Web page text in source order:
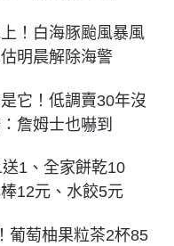
！白海豚颱風暴風
明晨解除海警
它！低調賣30年沒
詹姆士也嚇到
1、全家餅乾10
12元、水餃5元
葡萄柚果粒茶2杯85